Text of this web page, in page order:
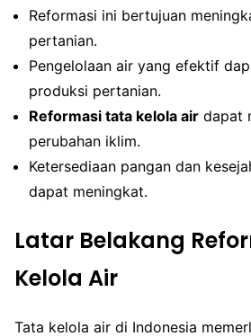
Reformasi ini bertujuan
pertanian.
Pengelolaan air yang efektif
produksi pertanian.
Reformasi tata kelola air dapat
perubahan iklim.
Ketersediaan pangan dan
dapat meningkat.
Latar Belakang
Kelola Air
Tata kelola air di Indonesia